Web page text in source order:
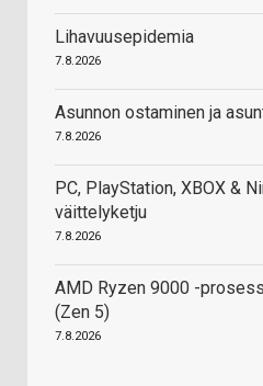
Lihavuusepidemia
7.8.2026
Asunnon ostaminen ja
7.8.2026
PC, PlayStation, XBOX &
väittelyketju
7.8.2026
AMD Ryzen 9000 -
(Zen 5)
7.8.2026